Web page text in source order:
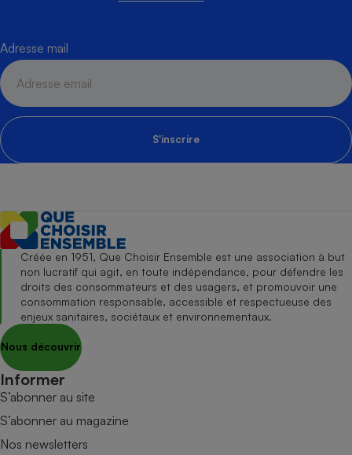
Adresse mail
S'inscrire
Créée en 1951, Que Choisir Ensemble est une association à but
non lucratif qui agit, en toute indépendance, pour défendre les
droits des consommateurs et des usagers, et promouvoir une
consommation responsable, accessible et respectueuse des
enjeux sanitaires, sociétaux et environnementaux.
Nous découvrir
Informer
S’abonner au site
S’abonner au magazine
Nos newsletters